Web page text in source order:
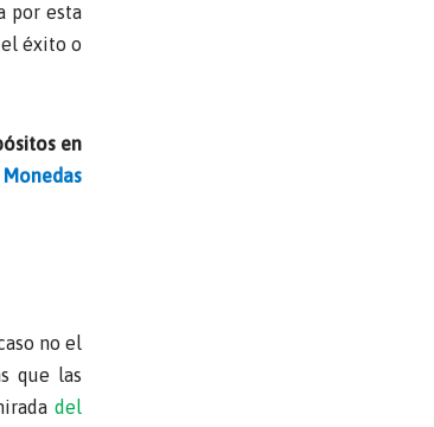
por esta
éxito o
en
Monedas
no el
que las
del